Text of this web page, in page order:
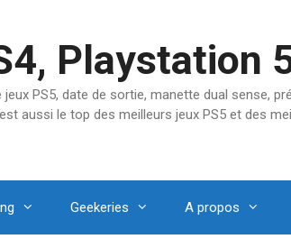
Playstation
PS5, date de sortie, manette dual sense,
aussi le top des meilleurs jeux PS5 et des
Geekeries A propos